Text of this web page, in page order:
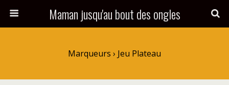
Maman jusqu'au bout des ongles
Marqueurs › Jeu Plateau